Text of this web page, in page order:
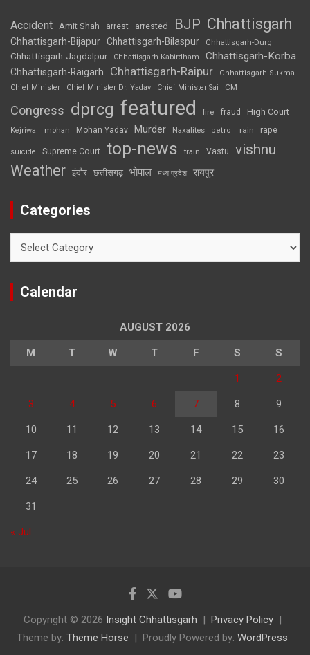
Accident Amit Shah arrest arrested BJP Chhattisgarh
Chhattisgarh-Bijapur Chhattisgarh-Bilaspur Chhattisgarh-Durg
Chhattisgarh-Jagdalpur Chhattisgarh-Kabirdham Chhattisgarh-Korba
Chhattisgarh-Raigarh Chhattisgarh-Raipur
Chhattisgarh-Sukma
Chief Minister
Chief Minister Dr. Yadav Chief Minister Sai CM
Congress dprcg featured fire fraud High Court
Kejriwal mohan Mohan Yadav Murder Naxalites petrol rain rape
suicide Supreme Court top-news train Vastu vishnu
Weather इंदौर छत्तीसगढ़ भोपाल मध्य प्रदेश रायपुर
Categories
Calendar
AUGUST 2026
M T W T F S S
1 2
3 4 5 6 7 8 9
10 11 12 13 14 15 16
17 18 19 20 21 22 23
24 25 26 27 28 29 30
31
« Jul
Copyright © 2026 Insight Chhattisgarh
Privacy Policy
Theme by: Theme Horse Proudly Powered by: WordPress